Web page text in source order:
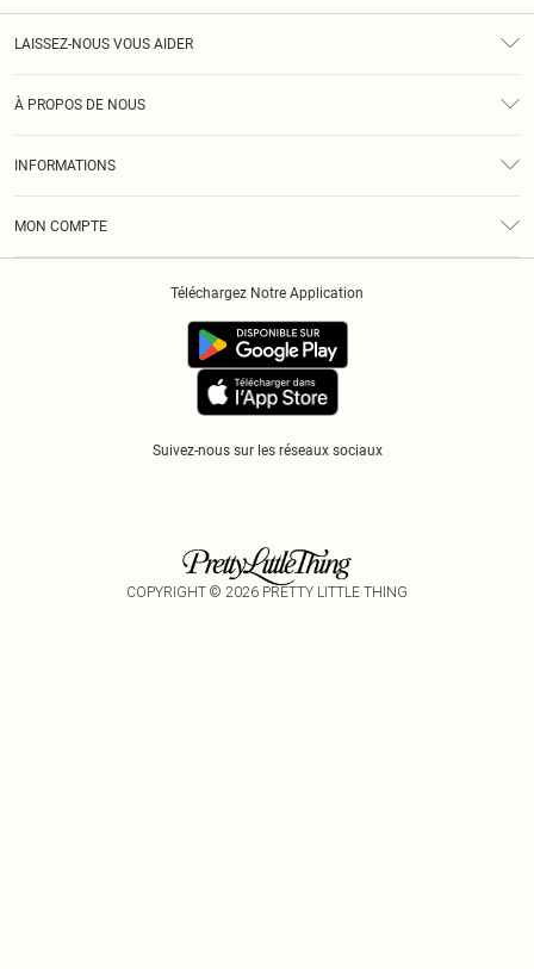
LAISSEZ-NOUS VOUS AIDER
À PROPOS DE NOUS
INFORMATIONS
MON COMPTE
Suivez-nous sur les réseaux sociaux
Téléchargez Notre Application
COPYRIGHT © 2026 PRETTY LITTLE THING